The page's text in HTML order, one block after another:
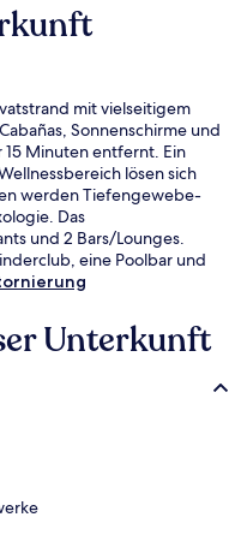
mit vielseitigem
Sonnenschirme und
15 Minuten entfernt. Ein
lösen sich
werden Tiefengewebe-
Das
und 2 Bars/Lounges.
eine Poolbar und
im luxuriösen Stil.
Unterkunft